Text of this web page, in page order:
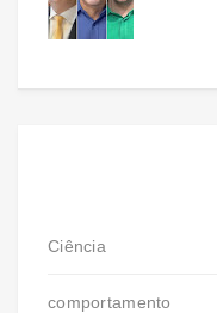
Ciência
comportamento